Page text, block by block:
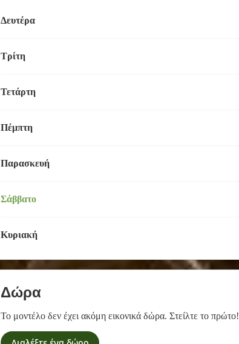
Δευτέρα
Τρίτη
Τετάρτη
Πέμπτη
Παρασκευή
Σάββατο
Κυριακή
Δώρα
Το μοντέλο δεν έχει ακόμη εικονικά δώρα. Στείλτε το πρώτο!